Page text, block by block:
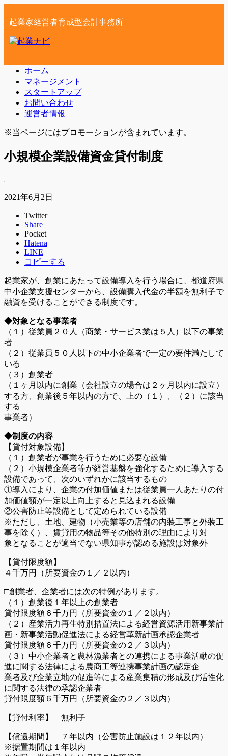
起業家経営者育成型会計事務所
ホーム
マネージメント
スタートアップ
お問い合わせ
運営者情報
※当ページにはプロモーションが含まれています。
小規模企業設備資金貸付制度
2021年6月2日
Twitter
Share
Pocket
Hatena
LINE
コピーする
起業家が、創業にあたって設備導入を行う場合に、都道府県
中小企業支援センターから、設備購入代金の半額を無利子で
融資を受けることができる制度です。
◆対象となる事業者
（１）従業員２０人（商業・サービス業は５人）以下の事業
者
（２）従業員５０人以下の中小企業者で一定の要件満たして
いる
（３）創業者
（１ヶ月以内に創業（会社設立の場合は２ヶ月以内に設立）
する方、創業後５年以内の方で、上の（１）、（２）に該当
する
事業者）
◆制度の内容
【貸付対象設備】
（１）創業者が事業を行うために必要な設備
（２）小規模企業者等が経営基盤を強化するために導入する
設備であって、次のいずれかに該当するもの
①導入により、企業の付加価値または従業員一人あたりの付
加価値額が一定以上向上すると見込まれる設備
②公害防止等設備として定められている設備
※ただし、土地、建物（小売業等の店舗の内装工事と外装工
事を除く）、賃貸用の物品等その他特別の理由により対
象となることが適当でない県知事が認める施設は対象外
【貸付限度額】
４千万円（所要資金の１／２以内）
□創業者、企業者には次の特例があります。
（１）創業後１年以上の創業者
貸付限度額６千万円（所要資金の１／２以内）
（２）産業活力再生特別措置法による経営資源活用新事業計
画・新事業活動促進法による経営革新計画承認企業者
貸付限度額６千万円（所要資金の２／３以内）
（３）中小企業者と農林漁業者との連携による事業活動の促
進に関する法律による農商工等連携事業計画の認定企
業者及び企業立地の促進等による産業集積の形成及び活性化
に関する法律の承認企業者
貸付限度額６千万円（所要資金の２／３以内）
【貸付利率】 無利子
【償還期間】 ７年以内（公害防止施設は１２年以内）
※据置期間は１年以内